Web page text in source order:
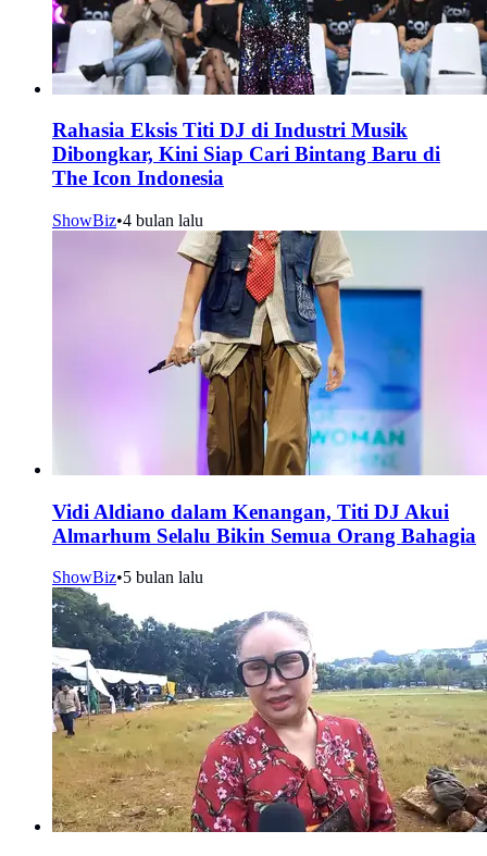
Rahasia Eksis Titi DJ di Industri Musik
Dibongkar, Kini Siap Cari Bintang Baru di
The Icon Indonesia
ShowBiz•4 bulan lalu
Vidi Aldiano dalam Kenangan, Titi DJ Akui
Almarhum Selalu Bikin Semua Orang Bahagia
ShowBiz•5 bulan lalu